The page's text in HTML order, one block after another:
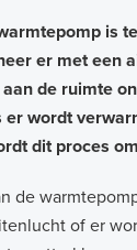
is
er met een
de ruimte
er wordt
dit proces
de
of er